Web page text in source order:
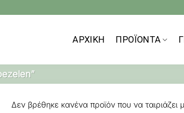
ΑΡΧΙΚΗ ΠΡΟΪOΝΤΑ
Δεν βρέθηκε κανένα προϊόν που να ταιριάζει